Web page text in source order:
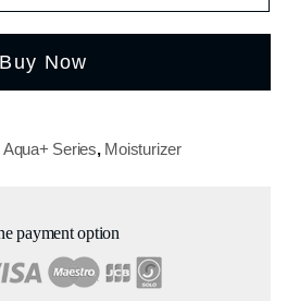
Buy Now
Aqua+ Series, Moisturizer
payment option